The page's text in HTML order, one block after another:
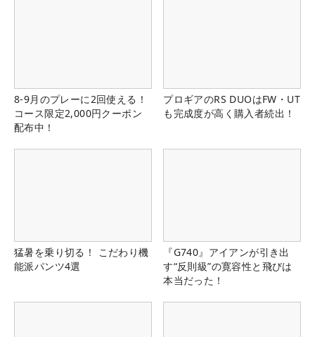
8-9月のプレーに2回使える！
コース限定2,000円クーポン
配布中！
プロギアのRS DUOはFW・UT
も完成度が高く購入者続出！
猛暑を乗り切る！ こだわり機
能派パンツ4選
『G740』アイアンが引き出
す“反則級”の寛容性と飛びは
本当だった！